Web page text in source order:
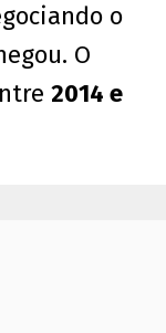
o
O
2014 e